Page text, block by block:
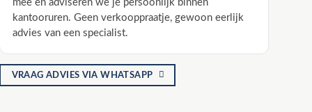
mee en adviseren we je persoonlijk binnen
kantooruren. Geen verkooppraatje, gewoon eerlijk
advies van een specialist.
VRAAG ADVIES VIA WHATSAPP